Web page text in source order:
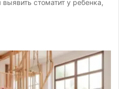
стоматит у ребенка,